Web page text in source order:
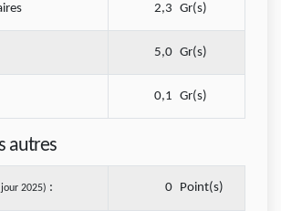
2,3 Gr(s)
5,0 Gr(s)
0,1 Gr(s)
autres
2025) : 0 Point(s)